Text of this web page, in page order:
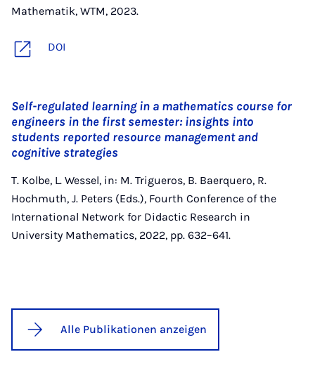
Mathematik, WTM, 2023.
DOI
Self-regulated learning in a mathematics course for
engineers in the first semester: insights into
students reported resource management and
cognitive strategies
T. Kolbe, L. Wessel, in: M. Trigueros, B. Baerquero, R.
Hochmuth, J. Peters (Eds.), Fourth Conference of the
International Network for Didactic Research in
University Mathematics, 2022, pp. 632–641.
Alle Publikationen anzeigen